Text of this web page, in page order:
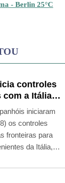
- Berlin 25°C
controles
a Itália
iniciaram
os controles
fronteiras para
da Itália,
impostas